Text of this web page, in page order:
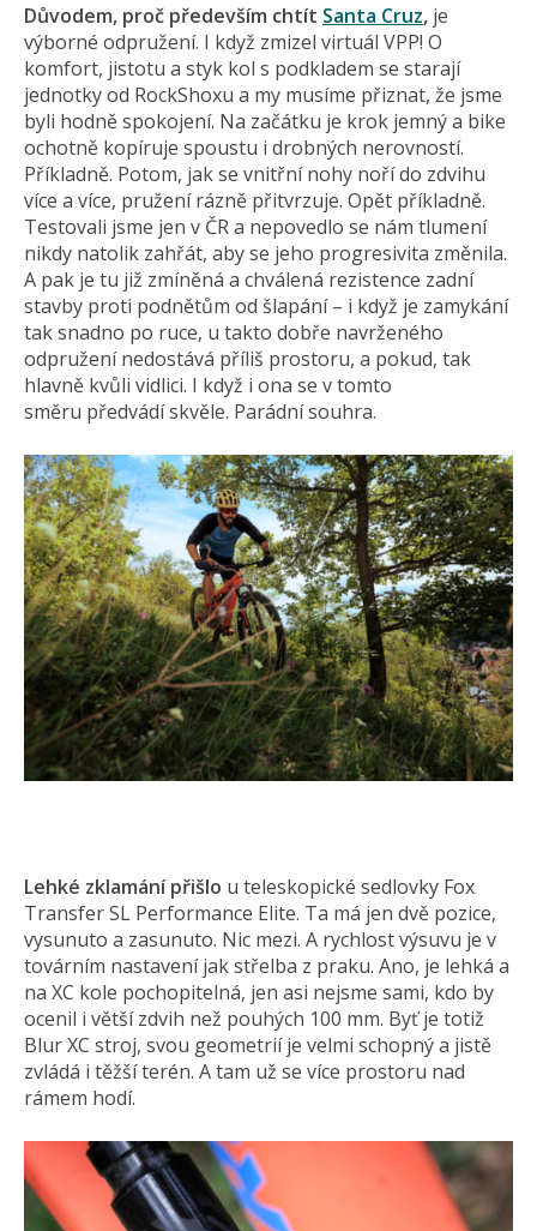
Důvodem, proč především chtít Santa Cruz, je
výborné odpružení. I když zmizel virtuál VPP! O
komfort, jistotu a styk kol s podkladem se starají
jednotky od RockShoxu a my musíme přiznat, že jsme
byli hodně spokojení. Na začátku je krok jemný a bike
ochotně kopíruje spoustu i drobných nerovností.
Příkladně. Potom, jak se vnitřní nohy noří do zdvihu
více a více, pružení rázně přitvrzuje. Opět příkladně.
Testovali jsme jen v ČR a nepovedlo se nám tlumení
nikdy natolik zahřát, aby se jeho progresivita změnila.
A pak je tu již zmíněná a chválená rezistence zadní
stavby proti podnětům od šlapání – i když je zamykání
tak snadno po ruce, u takto dobře navrženého
odpružení nedostává příliš prostoru, a pokud, tak
hlavně kvůli vidlici. I když i ona se v tomto
směru předvádí skvěle. Parádní souhra.
Lehké zklamání přišlo u teleskopické sedlovky Fox
Transfer SL Performance Elite. Ta má jen dvě pozice,
vysunuto a zasunuto. Nic mezi. A rychlost výsuvu je v
továrním nastavení jak střelba z praku. Ano, je lehká a
na XC kole pochopitelná, jen asi nejsme sami, kdo by
ocenil i větší zdvih než pouhých 100 mm. Byť je totiž
Blur XC stroj, svou geometrií je velmi schopný a jistě
zvládá i těžší terén. A tam už se více prostoru nad
rámem hodí.